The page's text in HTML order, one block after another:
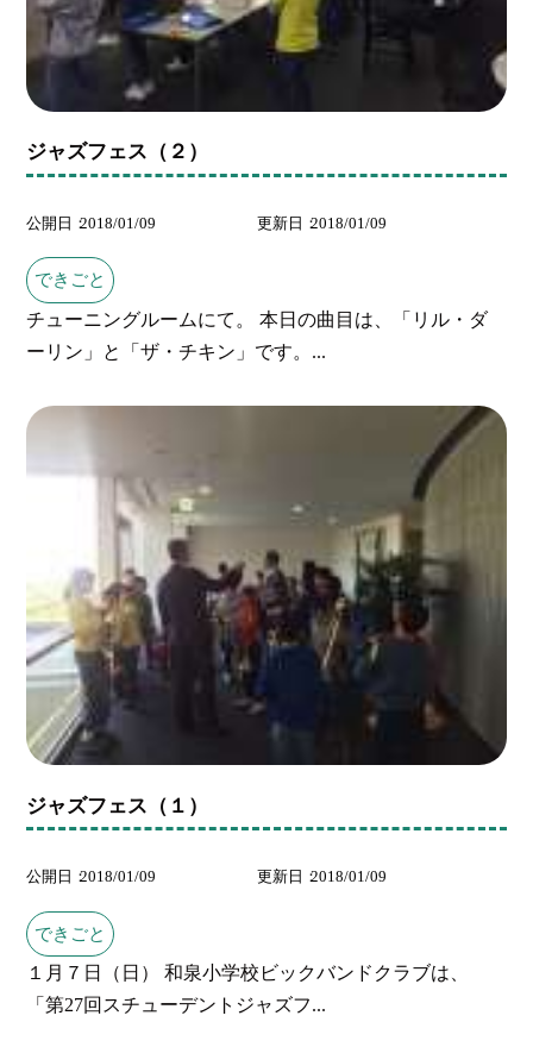
ジャズフェス（２）
公開日 2018/01/09 更新日 2018/01/09
できごと
チューニングルームにて。 本日の曲目は、「リル・ダ
ーリン」と「ザ・チキン」です。...
ジャズフェス（１）
公開日 2018/01/09 更新日 2018/01/09
できごと
１月７日（日） 和泉小学校ビックバンドクラブは、
「第27回スチューデントジャズフ...